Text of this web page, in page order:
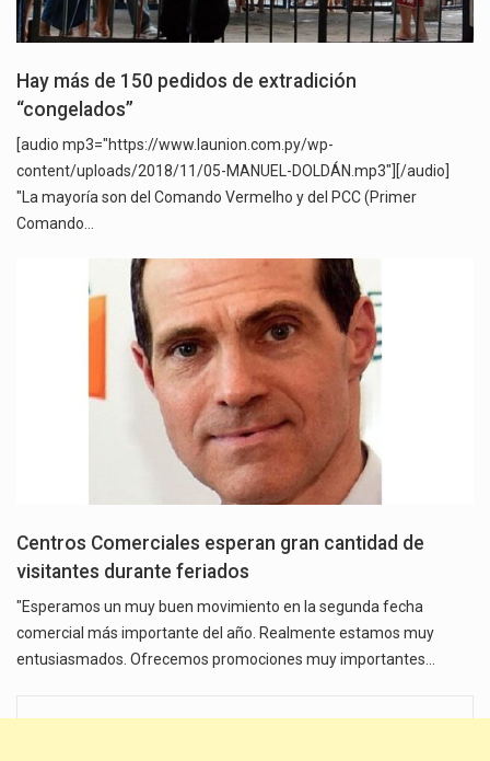
Hay más de 150 pedidos de extradición
“congelados”
[audio mp3="https://www.launion.com.py/wp-
content/uploads/2018/11/05-MANUEL-DOLDÁN.mp3"][/audio]
"La mayoría son del Comando Vermelho y del PCC (Primer
Comando…
Centros Comerciales esperan gran cantidad de
visitantes durante feriados
"Esperamos un muy buen movimiento en la segunda fecha
comercial más importante del año. Realmente estamos muy
entusiasmados. Ofrecemos promociones muy importantes…